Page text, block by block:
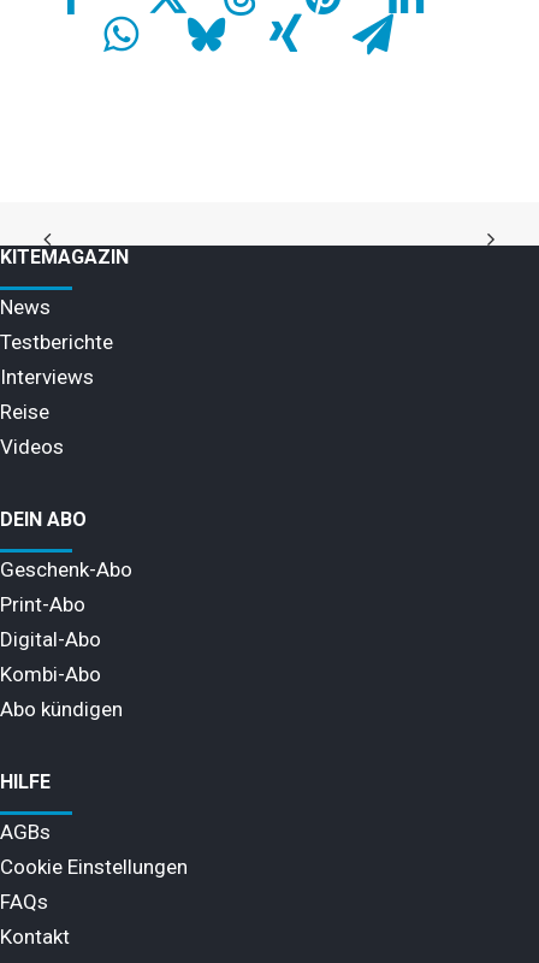
KITEMAGAZIN
News
Testberichte
Interviews
Reise
Videos
DEIN ABO
Geschenk-Abo
Print-Abo
Digital-Abo
Kombi-Abo
Abo kündigen
HILFE
AGBs
Cookie Einstellungen
FAQs
Kontakt